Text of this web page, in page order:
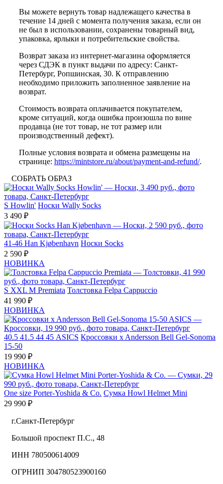
Вы можете вернуть товар надлежащего качества в
течение 14 дней с момента получения заказа, если он
не был в использовании, сохранены товарный вид,
упаковка, ярлыки и потребительские свойства.
Возврат заказа из интернет-магазина оформляется
через СДЭК в пункт выдачи по адресу: Санкт-
Петербург, Ропшинская, 30. К отправлению
необходимо приложить заполненное заявление на
возврат.
Стоимость возврата оплачивается покупателем,
кроме ситуаций, когда ошибка произошла по вине
продавца (не тот товар, не тот размер или
производственный дефект).
Полные условия возврата и обмена размещены на
странице: https://mintstore.ru/about/payment-and-refund/.
СОБРАТЬ ОБРАЗ
S Howlin' Носки Wally Socks
3 490 ₽
41-46 Han Kjøbenhavn Носки Socks
2 590 ₽
НОВИНКА
S XXL M Premiata Толстовка Felpa Cappuccio
41 990 ₽
НОВИНКА
40.5 41.5 44 45 ASICS Кроссовки x Andersson Bell Gel-Sonoma
15-50
19 990 ₽
НОВИНКА
One size Porter-Yoshida & Co. Сумка Howl Helmet Mini
29 990 ₽
г.Санкт-Петербург
Большой проспект П.С., 48
ИНН 780500614009
ОГРНИП 304780523900160